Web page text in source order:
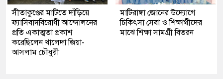
সীতাকুণ্ডের মাটিতে দাঁড়িয়ে
ফ্যাসিবাদবিরোধী আন্দোলনের
প্রতি একাত্মতা প্রকাশ
করেছিলেন খালেদা জিয়া-
আসলাম চৌধুরী
মাটিরাঙ্গা জোনের উদ্যোগে
চিকিৎসা সেবা ও শিক্ষার্থীদের
মাঝে শিক্ষা সামগ্রী বিতরন